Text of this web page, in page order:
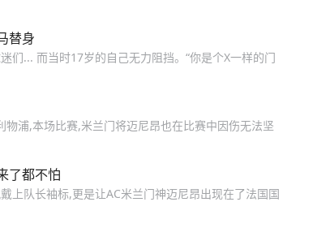
替身
们... 而当时17岁的自己无力阻挡。“你是个X一样的门
浦,本场比赛,米兰门将迈尼昂也在比赛中因伤无法坚
了都不怕
上队长袖标,更是让AC米兰门神迈尼昂出现在了法国国